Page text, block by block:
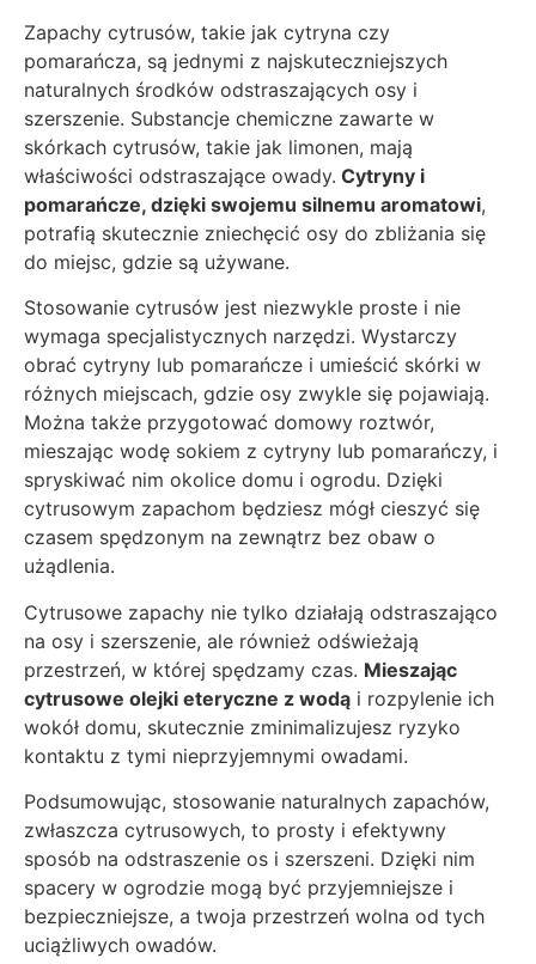
Zapachy cytrusów, takie jak cytryna czy
pomarańcza, są jednymi z najskuteczniejszych
naturalnych środków odstraszających osy i
szerszenie. Substancje chemiczne zawarte w
skórkach cytrusów, takie jak limonen, mają
właściwości odstraszające owady. Cytryny i
pomarańcze, dzięki swojemu silnemu aromatowi,
potrafią skutecznie zniechęcić osy do zbliżania się
do miejsc, gdzie są używane.
Stosowanie cytrusów jest niezwykle proste i nie
wymaga specjalistycznych narzędzi. Wystarczy
obrać cytryny lub pomarańcze i umieścić skórki w
różnych miejscach, gdzie osy zwykle się pojawiają.
Można także przygotować domowy roztwór,
mieszając wodę sokiem z cytryny lub pomarańczy, i
spryskiwać nim okolice domu i ogrodu. Dzięki
cytrusowym zapachom będziesz mógł cieszyć się
czasem spędzonym na zewnątrz bez obaw o
użądlenia.
Cytrusowe zapachy nie tylko działają odstraszająco
na osy i szerszenie, ale również odświeżają
przestrzeń, w której spędzamy czas. Mieszając
cytrusowe olejki eteryczne z wodą i rozpylenie ich
wokół domu, skutecznie zminimalizujesz ryzyko
kontaktu z tymi nieprzyjemnymi owadami.
Podsumowując, stosowanie naturalnych zapachów,
zwłaszcza cytrusowych, to prosty i efektywny
sposób na odstraszenie os i szerszeni. Dzięki nim
spacery w ogrodzie mogą być przyjemniejsze i
bezpieczniejsze, a twoja przestrzeń wolna od tych
uciążliwych owadów.